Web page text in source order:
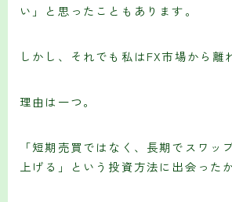
い」と思ったこともあります。
しかし、それでも私はFX市場から離
理由は一つ。
「短期売買ではなく、長期でスワッ
上げる」という投資方法に出会った